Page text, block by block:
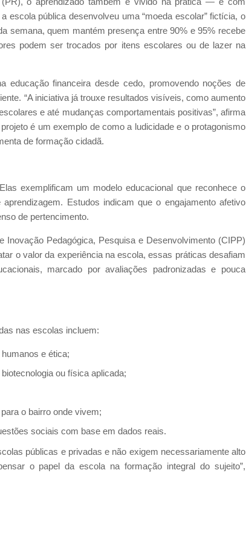
escola pública desenvolveu uma “moeda escolar” fictícia, o
semana, quem mantém presença entre 90% e 95% recebe
podem ser trocados por itens escolares ou de lazer na
financeira desde cedo, promovendo noções de
“A iniciativa já trouxe resultados visíveis, como aumento
e até mudanças comportamentais positivas”, afirma
é um exemplo de como a ludicidade e o protagonismo
de formação cidadã.
exemplificam um modelo educacional que reconhece o
Estudos indicam que o engajamento afetivo
de pertencimento.
Pedagógica, Pesquisa e Desenvolvimento (CIPP)
o valor da experiência na escola, essas práticas desafiam
marcado por avaliações padronizadas e pouca
nas escolas incluem:
e ética;
ou física aplicada;
o bairro onde vivem;
sociais com base em dados reais.
públicas e privadas e não exigem necessariamente alto
o papel da escola na formação integral do sujeito”,